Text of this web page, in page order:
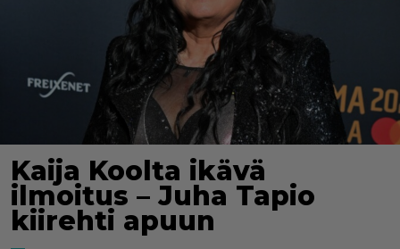
Kaija Koolta ikävä
ilmoitus – Juha Tapio
kiirehti apuun